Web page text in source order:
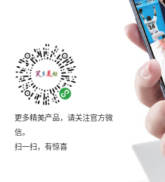
更多精美产品，请关注官方微
信。
扫一扫，有惊喜